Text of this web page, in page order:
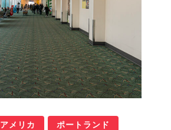
アメリカ ポートランド